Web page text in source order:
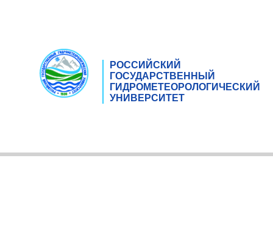
РОССИЙСКИЙ
ГОСУДАРСТВЕННЫЙ
ГИДРОМЕТЕОРОЛОГИЧЕСКИЙ
УНИВЕРСИТЕТ